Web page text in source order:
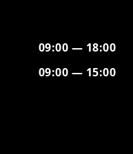
09:00 — 18:00
09:00 — 15:00